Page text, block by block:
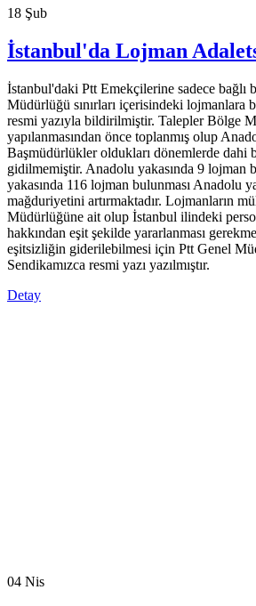
18 Şub
İstanbul'da Lojman
İstanbul'daki Ptt Emekçilerine sadece bağlı
Müdürlüğü sınırları içerisindeki lojmanlara
resmi yazıyla bildirilmiştir. Talepler Bölge
yapılanmasından önce toplanmış olup
Başmüdürlükler oldukları dönemlerde dahi
gidilmemiştir. Anadolu yakasında 9 lojman
yakasında 116 lojman bulunması Anadolu
mağduriyetini artırmaktadır. Lojmanların
Müdürlüğüne ait olup İstanbul ilindeki
hakkından eşit şekilde yararlanması
eşitsizliğin giderilebilmesi için Ptt Genel
Sendikamızca resmi yazı yazılmıştır.
Detay
04 Nis